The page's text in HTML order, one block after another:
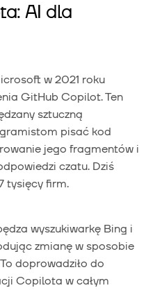
AI dla
w 2021 roku
GitHub Copilot. Ten
sztuczną
pisać kod
jego fragmentów i
czatu. Dziś
tysięcy firm.
wyszukiwarkę Bing i
zmianę w sposobie
doprowadziło do
Copilota w całym